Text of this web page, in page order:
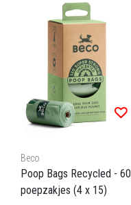
Beco
Poop Bags Recycled - 60
poepzakjes (4 x 15)